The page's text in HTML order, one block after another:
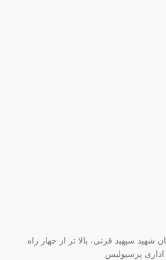
شهید سپهبد قرنی، بالا تر از چهار راه